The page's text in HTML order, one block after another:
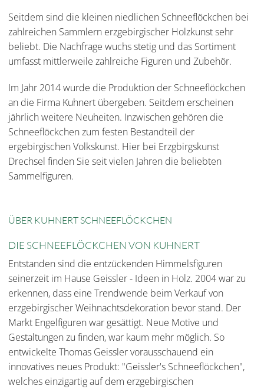
Seitdem sind die kleinen niedlichen Schneeflöckchen bei
zahlreichen Sammlern erzgebirgischer Holzkunst sehr
beliebt. Die Nachfrage wuchs stetig und das Sortiment
umfasst mittlerweile zahlreiche Figuren und Zubehör.
Im Jahr 2014 wurde die Produktion der Schneeflöckchen
an die Firma Kuhnert übergeben. Seitdem erscheinen
jährlich weitere Neuheiten. Inzwischen gehören die
Schneeflöckchen zum festen Bestandteil der
ergebirgischen Volkskunst. Hier bei Erzgbirgskunst
Drechsel finden Sie seit vielen Jahren die beliebten
Sammelfiguren.
ÜBER KUHNERT SCHNEEFLÖCKCHEN
DIE SCHNEEFLÖCKCHEN VON KUHNERT
Entstanden sind die entzückenden Himmelsfiguren
seinerzeit im Hause Geissler - Ideen in Holz. 2004 war zu
erkennen, dass eine Trendwende beim Verkauf von
erzgebirgischer Weihnachtsdekoration bevor stand. Der
Markt Engelfiguren war gesättigt. Neue Motive und
Gestaltungen zu finden, war kaum mehr möglich. So
entwickelte Thomas Geissler vorausschauend ein
innovatives neues Produkt: "Geissler's Schneeflöckchen",
welches einzigartig auf dem erzgebirgischen